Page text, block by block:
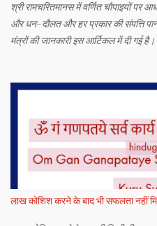
श्री रामचरितमानस में वर्णित चौपाइयों
और धन-दौलत और हर प्रकार की संपत्ति
मंत्रों की जानकारी इस आर्टिकल में दी गई है।
लाख कोशिश करने के बाद भी सफलता नहीं